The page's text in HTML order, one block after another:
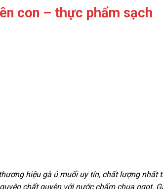
con – thực phẩm sạch
hiệu gà ủ muối uy tín, chất lượng nhất
chất quyện với nước chấm chua ngọt.